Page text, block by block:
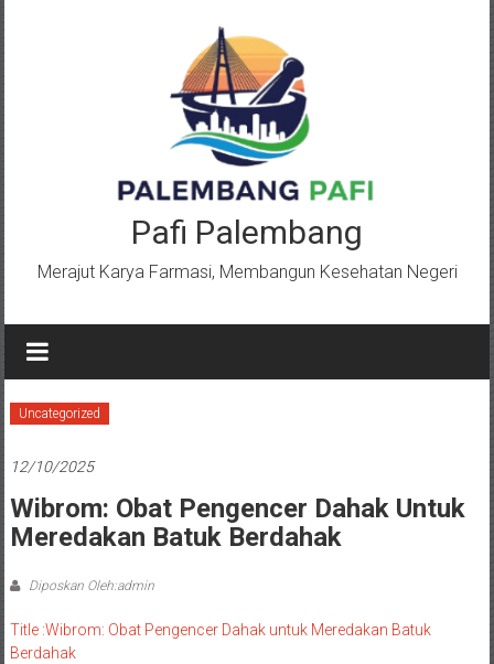
Pafi Palembang
Merajut Karya Farmasi, Membangun Kesehatan Negeri
Uncategorized
12/10/2025
Wibrom: Obat Pengencer Dahak Untuk
Meredakan Batuk Berdahak
Diposkan Oleh:admin
Title :Wibrom: Obat Pengencer Dahak untuk Meredakan Batuk
Berdahak